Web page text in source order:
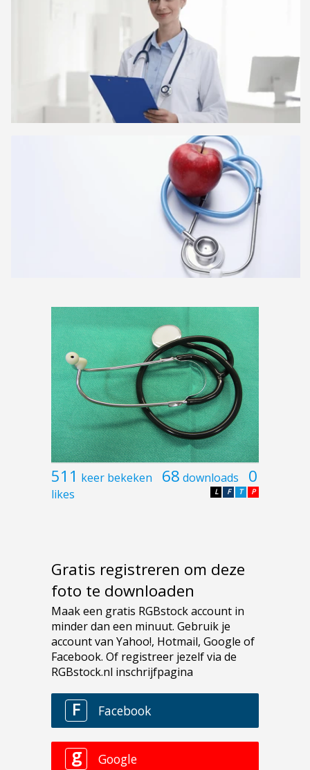
511 keer bekeken 68 downloads 0
likes P
T
F
L
Gratis registreren om deze
foto te downloaden